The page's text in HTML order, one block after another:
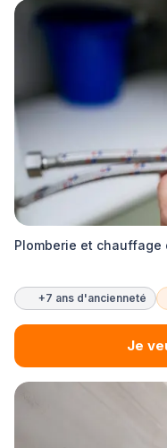
Plomberie et
+7 ans d'ancienneté
Je